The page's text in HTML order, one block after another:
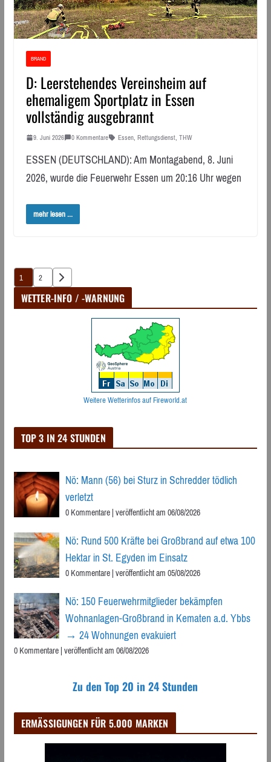
BRAND
D: Leerstehendes Vereinsheim auf
ehemaligem Sportplatz in Essen
vollständig ausgebrannt
9. Juni 2026 0 Kommentare Essen, Rettungsdienst, THW
ESSEN (DEUTSCHLAND): Am Montagabend, 8. Juni
2026, wurde die Feuerwehr Essen um 20:16 Uhr wegen
mehr lesen ...
Seitennummerierung
der
1 2
WETTER-INFO / -WARNUNG
Weitere Wetterinfos auf Fireworld.at
TOP 3 IN 24 STUNDEN
Nö: Mann (56) bei Sturz in Schredder tödlich
verletzt
0 Kommentare|veröffentlicht am 06/08/2026
Nö: Rund 500 Kräfte bei Großbrand auf etwa 100
Hektar in St. Egyden im Einsatz
0 Kommentare|veröffentlicht am 05/08/2026
Nö: 150 Feuerwehrmitglieder bekämpfen
Wohnanlagen-Großbrand in Kematen a.d. Ybbs
→ 24 Wohnungen evakuiert
0 Kommentare|veröffentlicht am 06/08/2026
Zu den Top 20 in 24 Stunden
ERMÄSSIGUNGEN FÜR 5.000 MARKEN